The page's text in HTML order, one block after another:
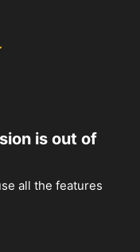
is out of
all the features